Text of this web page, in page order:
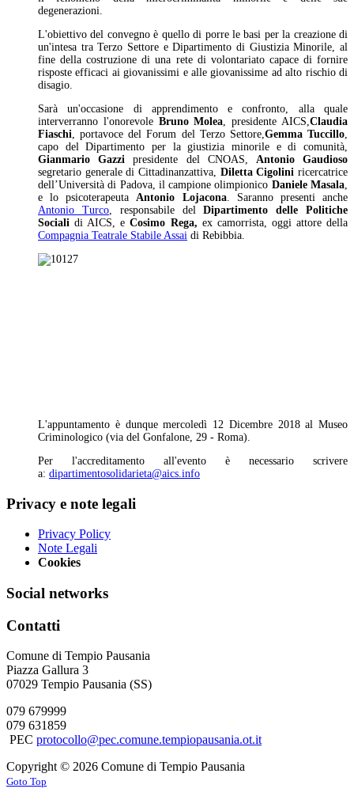
degenerazioni.
L'obiettivo del convegno è quello di porre le basi per la creazione di
un'intesa tra Terzo Settore e Dipartimento di Giustizia Minorile, al
fine della costruzione di una rete di volontariato capace di fornire
risposte efficaci ai giovanissimi e alle giovanissime ad alto rischio di
disagio.
Sarà un'occasione di apprendimento e confronto, alla quale
interverranno l'onorevoleBruno Molea , presidente AICS,Claudia
Fiaschi , portavoce del Forum del Terzo Settore, Gemma Tuccillo
capo del Dipartimento per la giustizia minorile e di comunità,
Gianmario Gazzi presidente del CNOAS, Antonio Gaudioso
segretario generale di Cittadinanzattiva, Diletta Cigolini ricercatrice
dell’Università di Padova, il campione olimpionico Daniele Masala
e lo psicoterapeuta Antonio Lojacona. Saranno presenti anche
Antonio Turco, responsabile delDipartimento delle Politiche
Sociali di AICS, eCosimo Rega, ex camorrista, oggi attore della
Compagnia Teatrale Stabile Assai di Rebibbia.
L'appuntamento è dunque mercoledì 12 Dicembre 2018 al Museo
Criminologico (via del Gonfalone, 29 - Roma).
Per l'accreditamento all'evento è necessario scrivere
a: dipartimentosolidarieta@aics.info
Privacy e note legali
Privacy Policy
Note Legali
Cookies
Social networks
Contatti
Comune di Tempio Pausania
Piazza Gallura 3
07029 Tempio Pausania (SS)
079 679999
079 631859
PEC protocollo@pec.comune.tempiopausania.ot.it
Copyright © 2026 Comune di Tempio Pausania
Goto Top